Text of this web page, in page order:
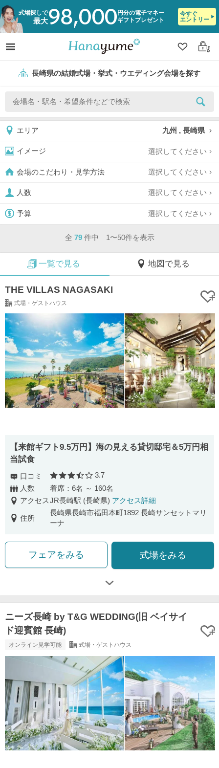
式場探しで
最大98,000 円分の電子マネー
ギフトプレゼント
今すぐ
エントリー
クリップ
ログ
長崎県の結婚式場・挙式・ウエディング会場を探す
エリア 九州 , 長崎県
イメージ 選択してください
会場のこだわり・見学方法 選択してください
人数 選択してください
予算 選択してください
全 79 件中 1〜50件を表示
一覧で見る 地図で見る
THE VILLAS NAGASAKI
式場・ゲストハウス
【来館ギフト9.5万円】海の見える貸切邸宅＆5万円相
当試食
口コミ 口コミ評価
3.7
人数
着席：6名 ～ 160名
アクセスJR長崎駅 (長崎県) アクセス詳細
住所
長崎県長崎市福田本町1892 長崎サンセットマリ
ーナ
フェアをみる 式場をみる
ニーズ長崎 by T&G WEDDING(旧 ベイサイ
ド迎賓館 長崎)
オンライン見学可能 式場・ゲストハウス